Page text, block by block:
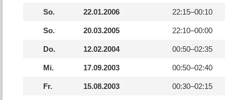
So. 22.01.2006 22:15–00:10
So. 20.03.2005 22:10–00:00
Do. 12.02.2004 00:50–02:35
Mi. 17.09.2003 00:50–02:40
Fr. 15.08.2003 00:30–02:15